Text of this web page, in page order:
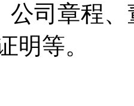
公司章程
明等。